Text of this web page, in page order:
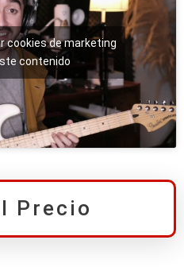
cookies de marketing
contenido
Precio